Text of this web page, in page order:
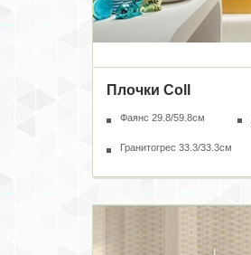
Плочки Coll
Фаянс 29.8/59.8см
Гранитогрес 33.3/33.3см